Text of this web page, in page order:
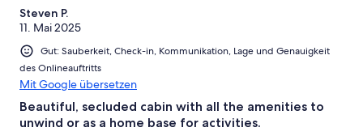
Steven P.
11. Mai 2025
Gut: Sauberkeit, Check-in, Kommunikation, Lage und Genauigkeit
des Onlineauftritts
Mit Google übersetzen
Beautiful, secluded cabin with all the amenities to
unwind or as a home base for activities.